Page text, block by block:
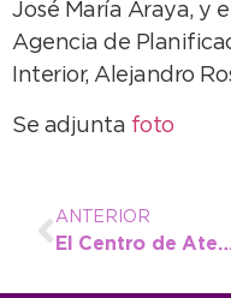
José María Araya, y
Agencia de
Interior, Alejandro
Se adjunta foto
ANTERIOR
El Centro de Atención al Vecino sigue